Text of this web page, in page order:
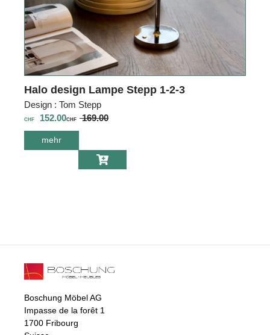
Halo design Lampe Stepp 1-2-3
Design : Tom Stepp
CHF 152.00CHF 169.00
mehr
Lampe Stepp 1-
Boschung Möbel AG
Impasse de la forêt 1
1700 Fribourg